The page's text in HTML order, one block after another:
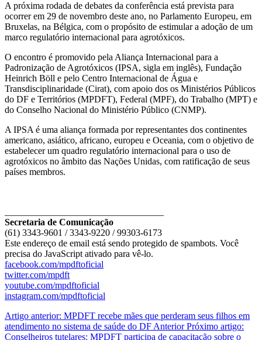
A próxima rodada de debates da conferência está prevista para
ocorrer em 29 de novembro deste ano, no Parlamento Europeu, em
Bruxelas, na Bélgica, com o propósito de estimular a adoção de um
marco regulatório internacional para agrotóxicos.
O encontro é promovido pela Aliança Internacional para a
Padronização de Agrotóxicos (IPSA, sigla em inglês), Fundação
Heinrich Böll e pelo Centro Internacional de Água e
Transdisciplinaridade (Cirat), com apoio dos os Ministérios Públicos
do DF e Territórios (MPDFT), Federal (MPF), do Trabalho (MPT) e
do Conselho Nacional do Ministério Público (CNMP).
A IPSA é uma aliança formada por representantes dos continentes
americano, asiático, africano, europeu e Oceania, com o objetivo de
estabelecer um quadro regulatório internacional para o uso de
agrotóxicos no âmbito das Nações Unidas, com ratificação de seus
países membros.
Secretaria de Comunicação
(61) 3343-9601 / 3343-9220 / 99303-6173
Este endereço de email está sendo protegido de spambots. Você
precisa do JavaScript ativado para vê-lo.
facebook.com/mpdftoficial
twitter.com/mpdft
youtube.com/mpdftoficial
instagram.com/mpdftoficial
Artigo anterior: MPDFT recebe mães que perderam seus filhos em
atendimento no sistema de saúde do DF Anterior Próximo artigo:
Conselheiros tutelares: MPDFT participa de capacitação sobre o